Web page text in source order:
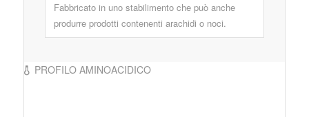
Fabbricato in uno stabilimento che può anche
produrre prodotti contenenti arachidi o noci.
PROFILO AMINOACIDICO